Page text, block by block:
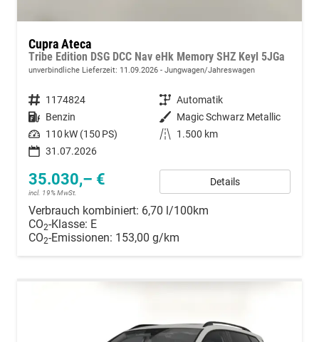
Cupra Ateca
Tribe Edition DSG DCC Nav eHk Memory SHZ Keyl 5JGa
unverbindliche Lieferzeit: 11.09.2026 Jungwagen/Jahreswagen
Fahrzeugnummer 1174824 Getriebe Automatik
Kraftstoff Benzin Außenfarbe Magic Schwarz Metallic
Leistung 110 kW (150 PS) Kilometerstand
1.500 km
31.07.2026
35.030,– €
incl. 19% MwSt.
Details
Verbrauch kombiniert: 6,70 l/100km
CO2-Klasse: E
CO2-Emissionen: 153,00 g/km